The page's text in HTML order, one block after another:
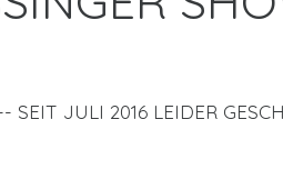
SEIT JULI 2016 LEIDER